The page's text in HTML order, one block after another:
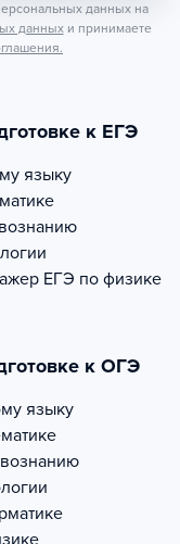
данных на
данных и принимаете
к ЕГЭ
языку
ЕГЭ по физике
к ОГЭ
языку